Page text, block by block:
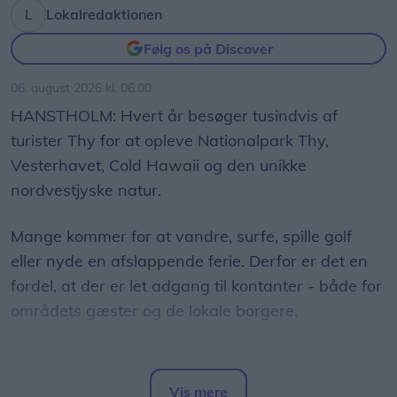
Lokalredaktionen
Følg os på Discover
06. august 2026 kl. 06.00
HANSTHOLM: Hvert år besøger tusindvis af
turister Thy for at opleve Nationalpark Thy,
Vesterhavet, Cold Hawaii og den unikke
nordvestjyske natur.
Mange kommer for at vandre, surfe, spille golf
eller nyde en afslappende ferie. Derfor er det en
fordel, at der er let adgang til kontanter - både for
områdets gæster og de lokale borgere.
tilgængelig for alle - ikke kun hotellets gæster.
Vis mere